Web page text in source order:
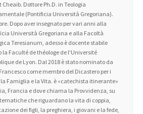
Cheaib. Dottore Ph.D. in Teologia
(Pontificia Università Gregoriana).
Dopo aver insegnato per vari anni alla
Università Gregoriana e alla Facoltà
Teresianum, adesso è docente stabile
la Faculté de théologe de l'Université
de Lyon. Dal 2018 è stato nominato da
come membro del Dicastero per i
Famiglia e la Vita. è «catechista itinerante»
Francia e dove chiama la Provvidenza, su
che riguardano la vita di coppia,
dei figli, la preghiera, i giovani e la fede,